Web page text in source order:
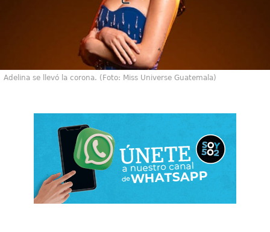
Adelina se llevó la corona. (Foto: Miss Universe Guatemala)